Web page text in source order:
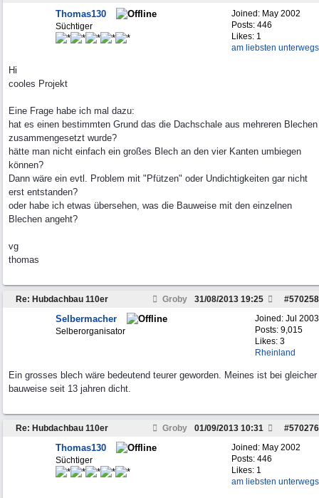
Joined: May 2002
Posts: 446
Likes: 1
am liebsten unterwegs
Thomas130
Süchtiger
Hi
cooles Projekt
Eine Frage habe ich mal dazu:
hat es einen bestimmten Grund das die Dachschale aus mehreren Blechen
zusammengesetzt wurde?
hätte man nicht einfach ein großes Blech an den vier Kanten umbiegen
können?
Dann wäre ein evtl. Problem mit "Pfützen" oder Undichtigkeiten gar nicht
erst entstanden?
oder habe ich etwas übersehen, was die Bauweise mit den einzelnen
Blechen angeht?
vg
thomas
Re: Hubdachbau 110er Groby #570258
31/08/2013 19:25
Joined: Jul 2003
Posts: 9,015
Likes: 3
Rheinland
Selbermacher
Selberorganisator
Ein grosses blech wäre bedeutend teurer geworden. Meines ist bei gleicher
bauweise seit 13 jahren dicht.
Re: Hubdachbau 110er Groby #570276
01/09/2013 10:31
Joined: May 2002
Posts: 446
Likes: 1
am liebsten unterwegs
Thomas130
Süchtiger